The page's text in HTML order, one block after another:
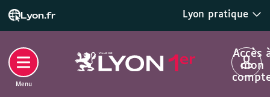
Lyon.fr Lyon pratique
Accès
mon
Menu